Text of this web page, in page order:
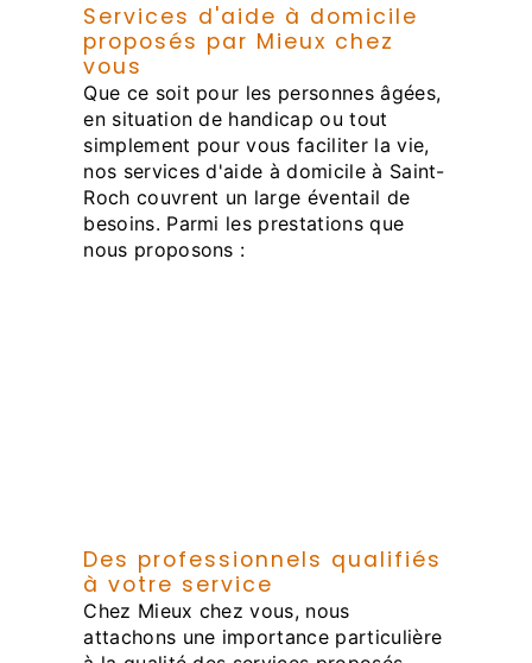
Services d'aide à domicile
proposés par Mieux chez
vous
Que ce soit pour les personnes âgées,
en situation de handicap ou tout
simplement pour vous faciliter la vie,
nos services d'aide à domicile à Saint-
Roch couvrent un large éventail de
besoins. Parmi les prestations que
nous proposons :
Des professionnels qualifiés
à votre service
Chez Mieux chez vous, nous
attachons une importance particulière